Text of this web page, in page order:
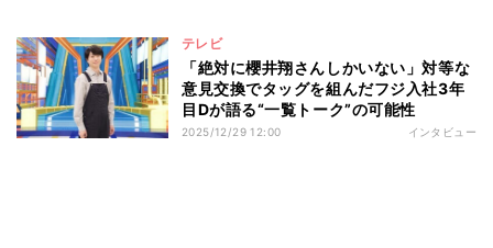
テレビ
「絶対に櫻井翔さんしかいない」対等な
意見交換でタッグを組んだフジ入社3年
目Dが語る“一覧トーク”の可能性
2025/12/29 12:00 インタビュー